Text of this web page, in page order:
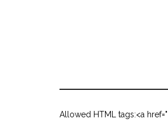
Allowed HTML tags:<a